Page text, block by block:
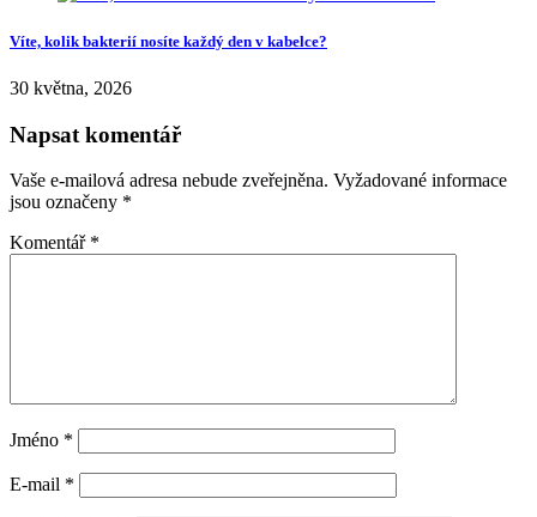
Víte, kolik bakterií nosíte každý den v kabelce?
30 května, 2026
Napsat komentář
Vaše e-mailová adresa nebude zveřejněna. Vyžadované informace
jsou označeny *
Komentář *
Jméno *
E-mail *